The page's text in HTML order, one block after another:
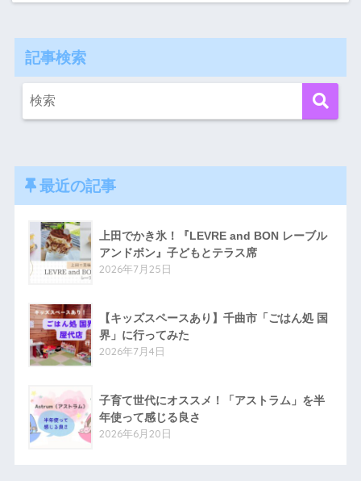
記事検索
最近の記事
上田でかき氷！『LEVRE and BON レーブル
アンドボン』子どもとテラス席
2026年7月25日
【キッズスペースあり】千曲市「ごはん処 国
界」に行ってみた
2026年7月4日
子育て世代にオススメ！「アストラム」を半
年使って感じる良さ
2026年6月20日